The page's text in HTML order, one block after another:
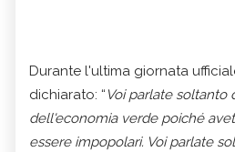
Durante l'ultima giornata
dichiarato: “ Voi parlate soltanto
dell'economia verde poiché
essere impopolari. Voi parlate